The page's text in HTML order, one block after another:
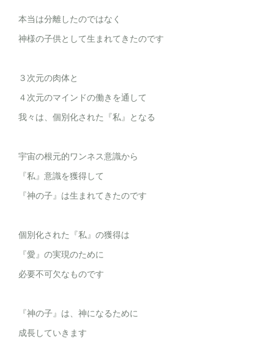
本当は分離したのではなく
神様の子供として生まれてきたのです
３次元の肉体と
４次元のマインドの働きを通して
我々は、個別化された『私』となる
宇宙の根元的ワンネス意識から
『私』意識を獲得して
『神の子』は生まれてきたのです
個別化された『私』の獲得は
『愛』の実現のために
必要不可欠なものです
『神の子』は、神になるために
成長していきます